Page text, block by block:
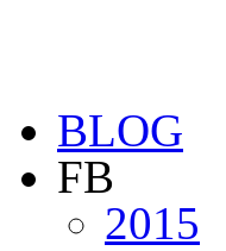
BLOG
FB
2015